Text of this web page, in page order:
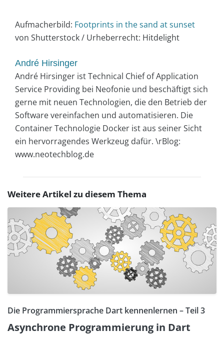
Aufmacherbild: Footprints in the sand at sunset
von Shutterstock / Urheberrecht: Hitdelight
André Hirsinger
André Hirsinger ist Technical Chief of Application
Service Providing bei Neofonie und beschäftigt sich
gerne mit neuen Technologien, die den Betrieb der
Software vereinfachen und automatisieren. Die
Container Technologie Docker ist aus seiner Sicht
ein hervorragendes Werkzeug dafür. \rBlog:
www.neotechblog.de
Weitere Artikel zu diesem Thema
Die Programmiersprache Dart kennenlernen – Teil 3
Asynchrone Programmierung in Dart